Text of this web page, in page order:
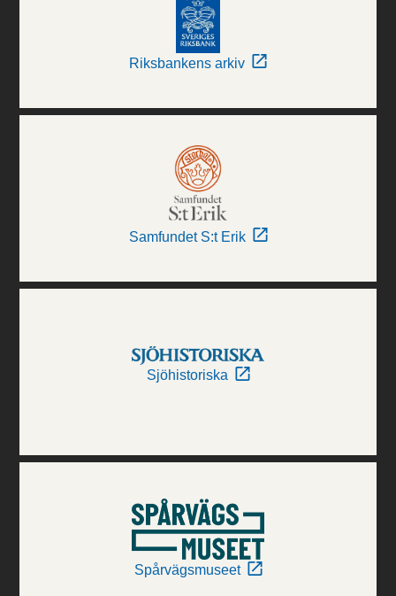
Riksbankens arkiv
Samfundet S:t Erik
Sjöhistoriska
Spårvägsmuseet